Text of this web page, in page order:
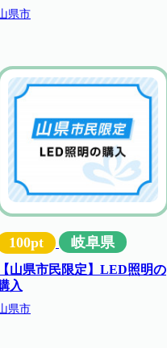
県市
100pt 岐阜県
【山県市民限定】LED照明の
入
県市